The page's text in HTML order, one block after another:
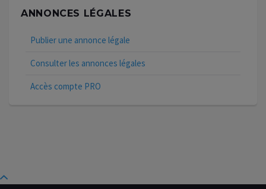
Pour avis
ANNONCES LÉGALES
Publier une annonce légale
Consulter les annonces légales
Accès compte PRO